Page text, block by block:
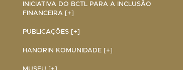
INICIATIVA DO BCTL PARA A INCLUSÃO
FINANCEIRA [+]
PUBLICAÇÕES [+]
HANORIN KOMUNIDADE [+]